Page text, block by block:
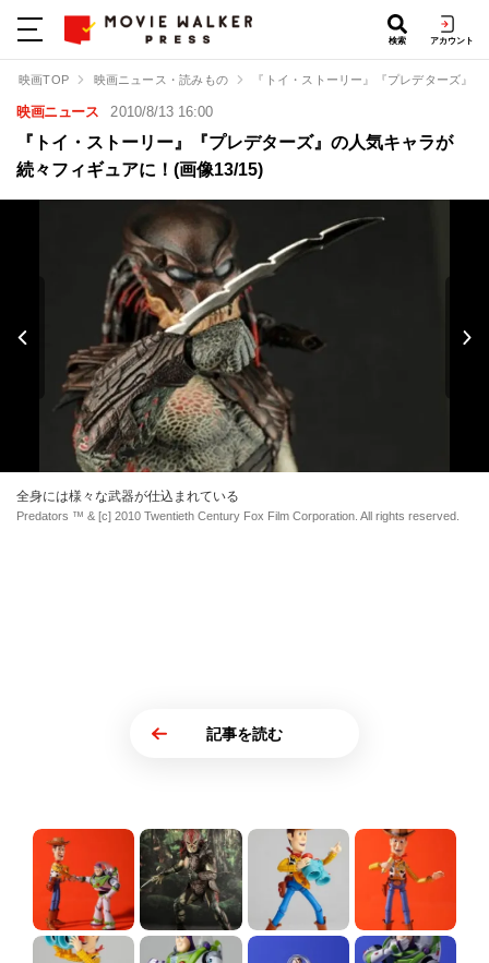
検索 アカウント
映画TOP 映画ニュース・読みもの 『トイ・ストーリー』『プレデターズ』
映画ニュース 2010/8/13 16:00
『トイ・ストーリー』『プレデターズ』の人気キャラが
続々フィギュアに！(画像13/15)
全身には様々な武器が仕込まれている
Predators ™ & [c] 2010 Twentieth Century Fox Film Corporation. All rights reserved.
記事を読む